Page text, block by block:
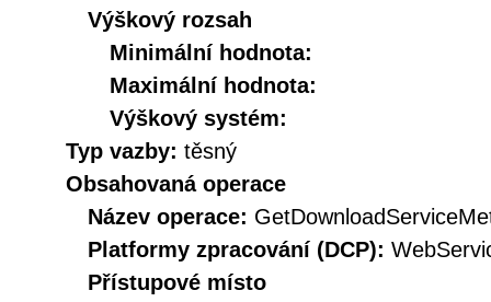
Výškový rozsah
Minimální hodnota:
Maximální hodnota:
Výškový systém:
Typ vazby: těsný
Obsahovaná operace
Název operace:
Platformy zpracování (DCP):
Přístupové místo